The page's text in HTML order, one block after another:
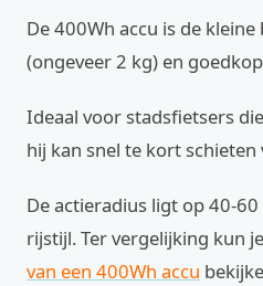
De 400Wh accu is de
(ongeveer 2 kg) en
Ideaal voor stadsfietsers
hij kan snel te kort
De actieradius ligt op 40-
rijstijl. Ter vergelijking kun
van een 400Wh accu